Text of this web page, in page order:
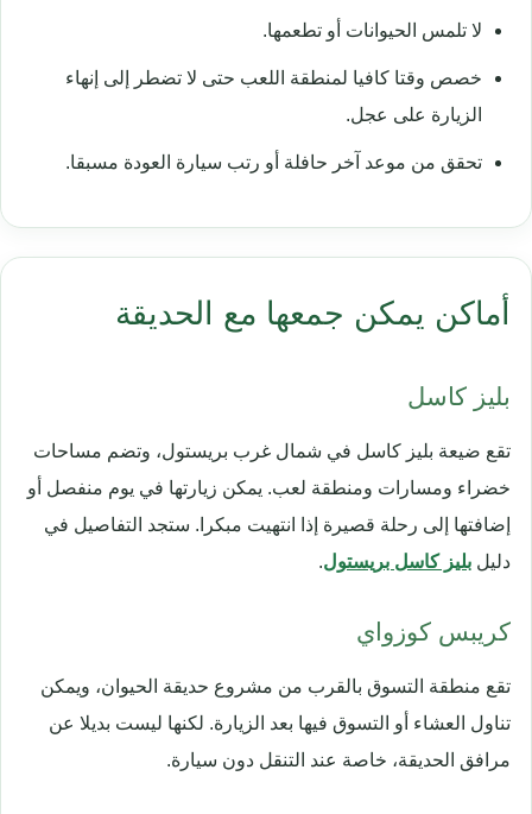
لا تلمس الحيوانات أو تطعمها.
خصص وقتا كافيا لمنطقة اللعب حتى لا تضطر إلى إنهاء
الزيارة على عجل.
تحقق من موعد آخر حافلة أو رتب سيارة العودة مسبقا.
أماكن يمكن جمعها مع الحديقة
بليز كاسل
تقع ضيعة بليز كاسل في شمال غرب بريستول، وتضم مساحات
خضراء ومسارات ومنطقة لعب. يمكن زيارتها في يوم منفصل أو
إضافتها إلى رحلة قصيرة إذا انتهيت مبكرا. ستجد التفاصيل في
دليل بليز كاسل بريستول.
كريبس كوزواي
تقع منطقة التسوق بالقرب من مشروع حديقة الحيوان، ويمكن
تناول العشاء أو التسوق فيها بعد الزيارة. لكنها ليست بديلا عن
مرافق الحديقة، خاصة عند التنقل دون سيارة.